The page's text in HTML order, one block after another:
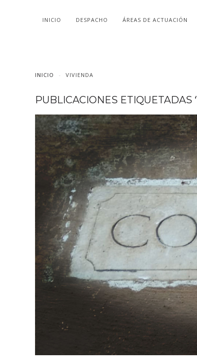
INICIO DESPACHO ÁREAS DE ACTUACIÓN
INICIO VIVIENDA
PUBLICACIONES ETIQUETADAS